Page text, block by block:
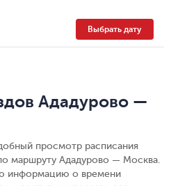
Выбрать дату
Ададурово —
просмотр расписания
маршруту Ададурово — Москва.
информацию о времени